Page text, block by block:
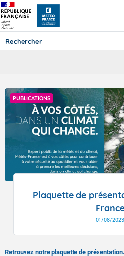
TOUS LES
PUBLICATIONS
Plaquette de
France
01/08/2023
Retrouvez notre plaquette de présentation.